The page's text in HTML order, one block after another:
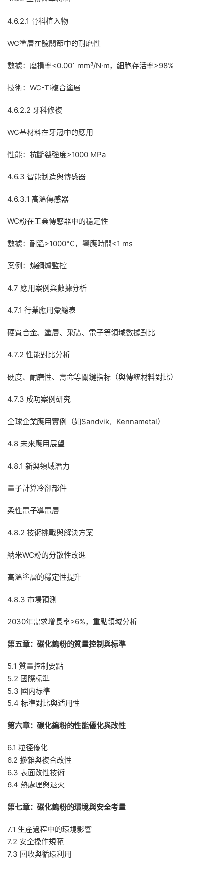
4.6.2.1 骨科植入物
WC塗層在髋關節中的耐磨性
數據：磨損率<0.001 mm³/N·m，細胞存活率>98%
技術：WC-Ti複合塗層
4.6.2.2 牙科修複
WC基材料在牙冠中的應用
性能：抗斷裂強度>1000 MPa
4.6.3 智能制造與傳感器
4.6.3.1 高溫傳感器
WC粉在工業傳感器中的穩定性
數據：耐溫>1000°C，響應時間<1 ms
案例：煉鋼爐監控
4.7 應用案例與數據分析
4.7.1 行業應用彙總表
硬質合金、塗層、采礦、電子等領域數據對比
4.7.2 性能對比分析
硬度、耐磨性、壽命等關鍵指标（與傳統材料對比）
4.7.3 成功案例研究
全球企業應用實例（如Sandvik、Kennametal）
4.8 未來應用展望
4.8.1 新興領域潛力
量子計算冷卻部件
柔性電子導電層
4.8.2 技術挑戰與解決方案
納米WC粉的分散性改進
高溫塗層的穩定性提升
4.8.3 市場預測
2030年需求增長率>6%，重點領域分析
第五章：碳化鎢粉的質量控制與标準
5.1 質量控制要點
5.2 國際标準
5.3 國内标準
5.4 标準對比與适用性
第六章：碳化鎢粉的性能優化與改性
6.1 粒徑優化
6.2 摻雜與複合改性
6.3 表面改性技術
6.4 熱處理與退火
第七章：碳化鎢粉的環境與安全考量
7.1 生産過程中的環境影響
7.2 安全操作規範
7.3 回收與循環利用